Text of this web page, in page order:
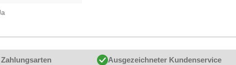
Ausgezeichneter Kundenservice